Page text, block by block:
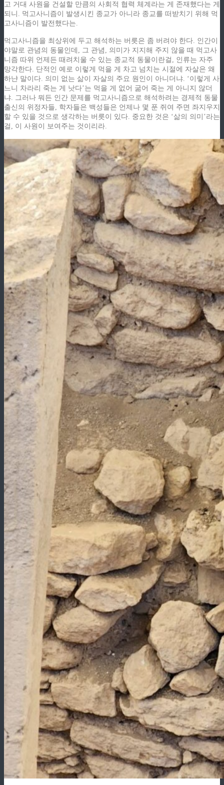
고 거대 사원을 건설할 만큼의 사회적 협력 체계라는 게 존재했다는 게
되니. 먹고사니즘이 발생시킨 종교가 아니라 종교를 떠받치기 위해 먹
고사니즘이 발전했다는.
먹고사니즘을 최상위에 두고 해석하는 버릇은 좀 버려야 한다. 인간이
야말로 관념의 동물인데, 그 관념, 의미가 지지해 주지 않을 때 먹고사
니즘 따위 언제든 때려치울 수 있는 종교적 동물이란걸, 인류는 자주
망각한다. 단적인 예로 이렇게 먹을 게 차고 넘치는 시절에 자살은 왜
하냔 말이다. 의미 없는 삶이 자살의 주요 원인이 아니더냐. ‘이렇게 사
느니 차라리 죽는 게 낫다’는 먹을 게 없어 굶어 죽는 게 아니지 않더
냐. 그러나 뭐든 인간 문제를 먹고사니즘으로 해석하려는 경제적 동물
출신의 위정자들, 학자들은 백성들은 언제나 몇 푼 쥐여 주면 좌지우지
할 수 있을 것으로 생각하는 버릇이 있다. 중요한 것은 ‘삶의 의미’라는
걸, 이 사원이 보여주는 것이리라.